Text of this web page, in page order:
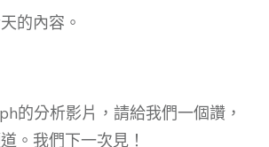
的內容。
的分析影片，請給我們一個讚，
。我們下一次見！